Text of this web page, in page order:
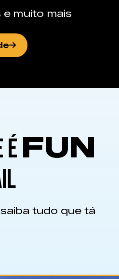
muito mais
ÉFUN
tudo que tá